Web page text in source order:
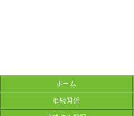
ホーム
相続関係